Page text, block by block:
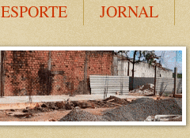
ESPORTE JORNAL